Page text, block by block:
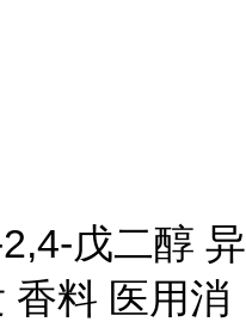
戊二醇 异
香料 医用消